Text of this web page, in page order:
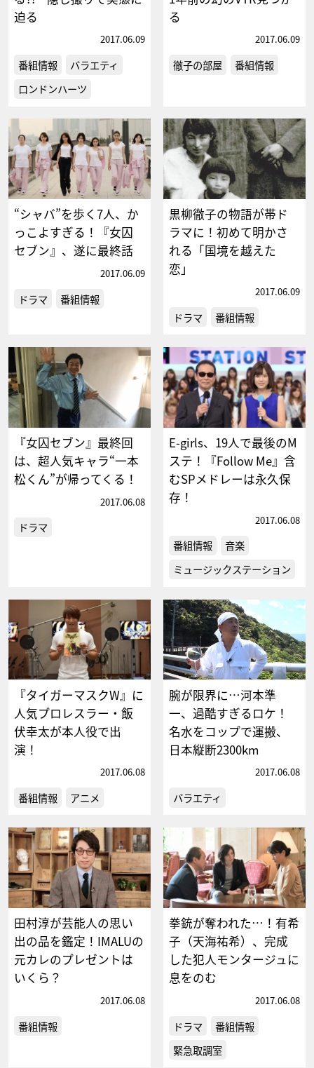
迫る
2017.06.09
番組情報
バラエティ
ロンドンハーツ
る
2017.06.09
徹子の部屋 番組情報
“シャバ”を歩く7人、か
っこよすぎる！『女囚
セブン』、遂に最終話
2017.06.09
ドラマ 番組情報
黒柳徹子の物語が帯ド
ラマに！初めて明かさ
れる「国境を越えた
恋」
2017.06.09
ドラマ 番組情報
『女囚セブン』最終回
は、超人気キャラ“一本
松くん”が帰ってくる！
2017.06.08
ドラマ
E-girls、19人で最後のM
ステ！『Follow Me』含
むSPメドレーは永久保
存！
2017.06.08
番組情報
音楽
ミュージックステーション
『タイガーマスクW』に
人気プロレスラー・飯
伏幸太が本人役で出
演！
2017.06.08
番組情報 アニメ
腕が限界に…河本準
一、過酷すぎるロケ！
名水をコップで運搬、
日本縦断2300km
2017.06.08
バラエティ
田村淳が芸能人の思い
出の品を鑑定！IMALUの
元カレのプレゼントは
いくら？
2017.06.08
番組情報
拳銃が奪われた…！有希
子（天海祐希）、完成
した犯人モンタージュに
息をのむ
2017.06.08
ドラマ
番組情報
緊急取調室